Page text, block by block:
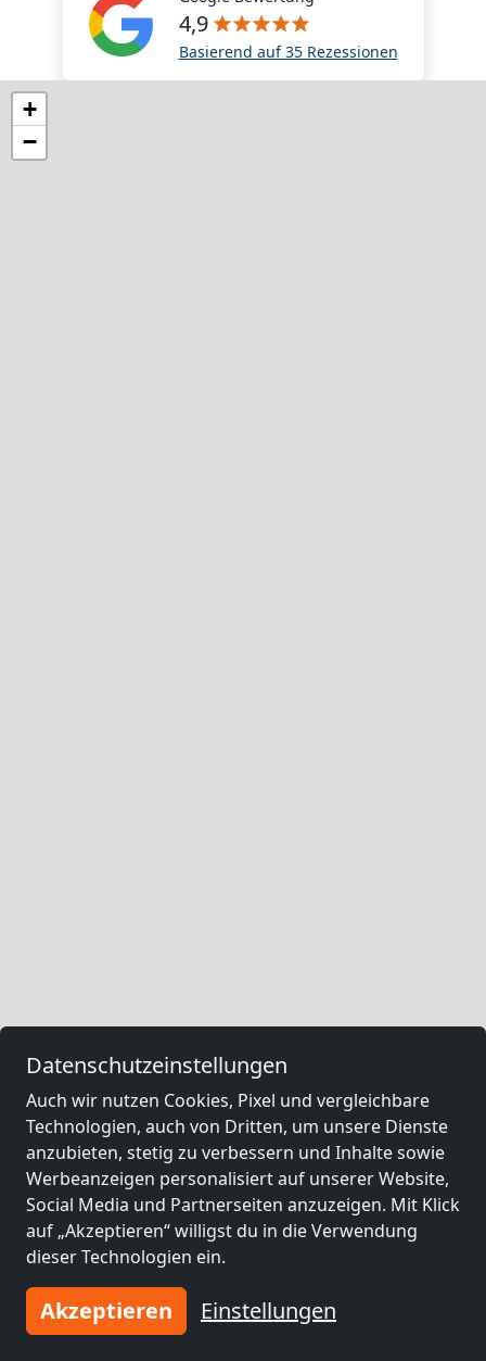
4,9
Basierend auf 35 Rezessionen
+
−
Datenschutzeinstellungen
Auch wir nutzen Cookies, Pixel und vergleichbare
Technologien, auch von Dritten, um unsere Dienste
anzubieten, stetig zu verbessern und Inhalte sowie
Werbeanzeigen personalisiert auf unserer Website,
Social Media und Partnerseiten anzuzeigen. Mit Klick
auf „Akzeptieren“ willigst du in die Verwendung
dieser Technologien ein.
Akzeptieren Einstellungen